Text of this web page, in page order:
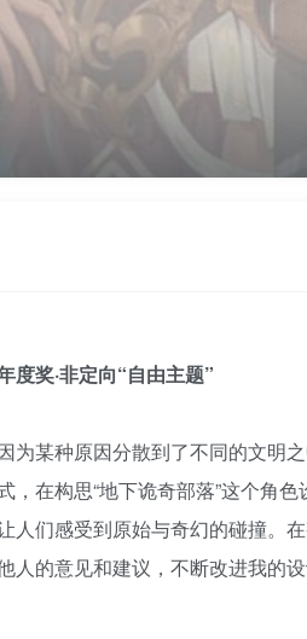
度奖·非定向“自由主题”
为某种原因分散到了不同的文明
，在构思“地下诡奇部落”这个角
人们感受到原始与奇幻的碰撞。
的意见和建议，不断改进我的设